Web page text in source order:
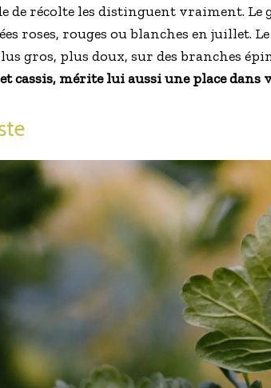
de récolte les distinguent vraiment. Le
roses, rouges ou blanches en juillet.
gros, plus doux, sur des branches
cassis, mérite lui aussi une place dans